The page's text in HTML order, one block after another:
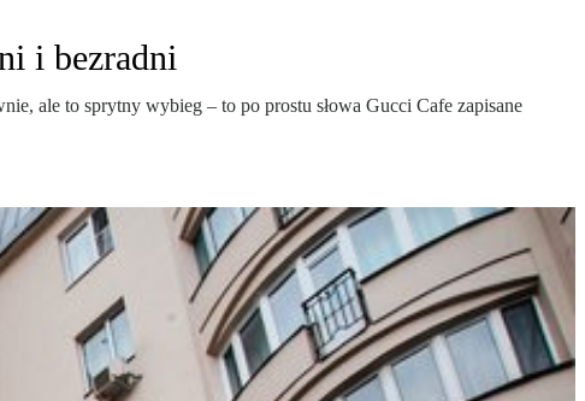
i bezradni
ale to sprytny wybieg – to po prostu słowa Gucci Cafe zapisane